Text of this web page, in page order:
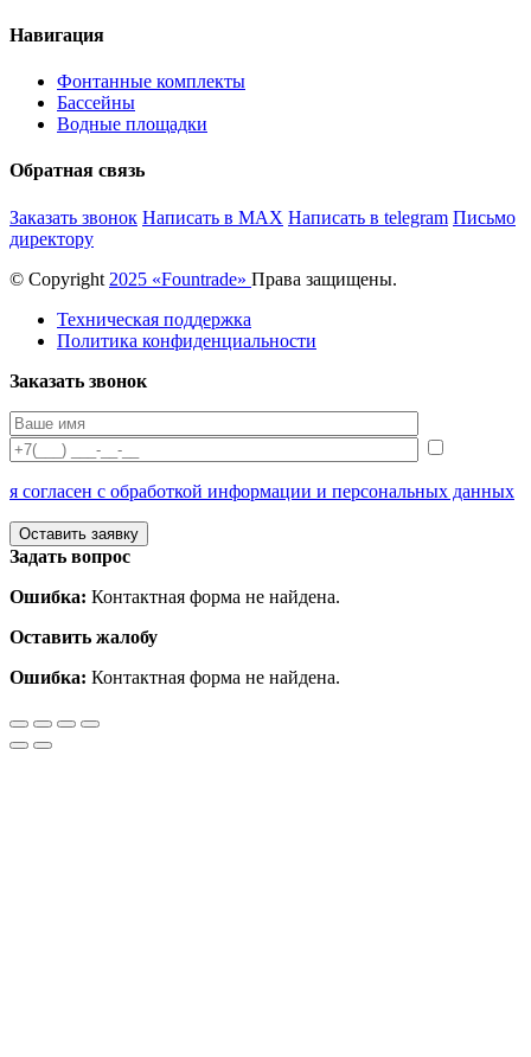
Навигация
Фонтанные комплекты
Бассейны
Водные площадки
Обратная связь
Заказать звонок Написать в MAX Написать в telegram Письмо
директору
© Copyright 2025 «Fоuntrade» Права защищены.
Техническая поддержка
Политика конфиденциальности
Заказать звонок
я согласен с обработкой информации и персональных данных
Задать вопрос
Ошибка: Контактная форма не найдена.
Оставить жалобу
Ошибка: Контактная форма не найдена.